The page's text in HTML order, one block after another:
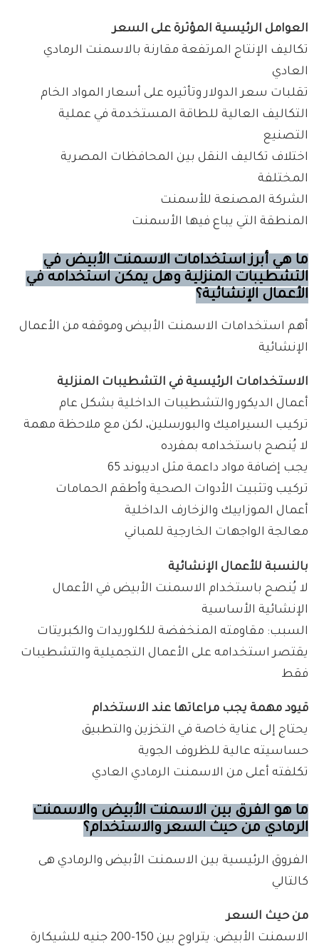
العوامل الرئيسية المؤثرة على السعر
تكاليف الإنتاج المرتفعة مقارنة بالاسمنت الرمادي
العادي
تقلبات سعر الدولار وتأثيره على أسعار المواد الخام
التكاليف العالية للطاقة المستخدمة في عملية
التصنيع
اختلاف تكاليف النقل بين المحافظات المصرية
المختلفة
الشركة المصنعة للأسمنت
المنطقة التي يباع فيها الأسمنت
ما هي أبرز استخدامات الاسمنت الأبيض في
التشطيبات المنزلية وهل يمكن استخدامه في
الأعمال الإنشائية؟
أهم استخدامات الاسمنت الأبيض وموقفه من الأعمال
الإنشائية
الاستخدامات الرئيسية في التشطيبات المنزلية
أعمال الديكور والتشطيبات الداخلية بشكل عام
تركيب السيراميك والبورسلين، لكن مع ملاحظة مهمة
لا يُنصح باستخدامه بمفرده
يجب إضافة مواد داعمة مثل اديبوند 65
تركيب وتثبيت الأدوات الصحية وأطقم الحمامات
أعمال الموزاييك والزخارف الداخلية
معالجة الواجهات الخارجية للمباني
بالنسبة للأعمال الإنشائية
لا يُنصح باستخدام الاسمنت الأبيض في الأعمال
الإنشائية الأساسية
السبب: مقاومته المنخفضة للكلوريدات والكبريتات
يقتصر استخدامه على الأعمال التجميلية والتشطيبات
فقط
قيود مهمة يجب مراعاتها عند الاستخدام
يحتاج إلى عناية خاصة في التخزين والتطبيق
حساسيته عالية للظروف الجوية
تكلفته أعلى من الاسمنت الرمادي العادي
ما هو الفرق بين الاسمنت الأبيض والاسمنت
الرمادي من حيث السعر والاستخدام؟
الفروق الرئيسية بين الاسمنت الأبيض والرمادي هى
كالتالي
من حيث السعر
الاسمنت الأبيض: يتراوح بين 150-200 جنيه للشيكارة